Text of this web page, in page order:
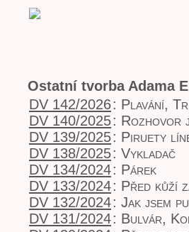
Ostatní tvorba Adama
DV 142/2026: Plavání,
DV 140/2025: Rozhovor
DV 139/2025: Piruety
DV 138/2025: Vykladač
DV 134/2024: Párek
DV 133/2024: Před kůží
DV 132/2024: Jak jsem
DV 131/2024: Bulvár,